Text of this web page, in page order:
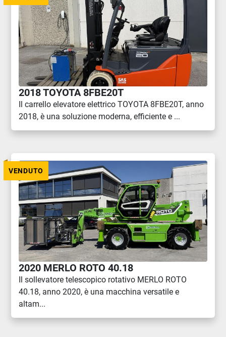
2018 TOYOTA 8FBE20T
Il carrello elevatore elettrico TOYOTA 8FBE20T, anno
2018, è una soluzione moderna, efficiente e ...
VENDUTO
2020 MERLO ROTO 40.18
Il sollevatore telescopico rotativo MERLO ROTO
40.18, anno 2020, è una macchina versatile e
altam...